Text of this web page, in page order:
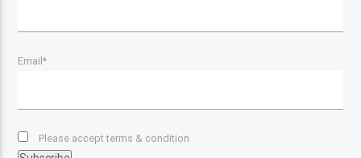
Email*
Please accept terms & condition